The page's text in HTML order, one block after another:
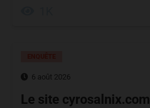
6 août 2026
Le site cyrosalnix.com